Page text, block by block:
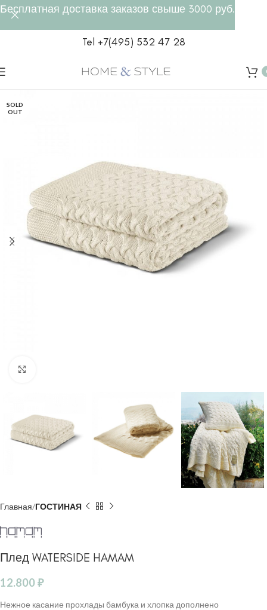
Tel +7(495) 532 47 28
SOLD
OUT
Главная ГОСТИНАЯ
Плед WATERSIDE HAMAM
12.800₽
Нежное касание прохлады бамбука и хлопка дополнено
Бесплатная доставка заказов свыше 3000 руб.